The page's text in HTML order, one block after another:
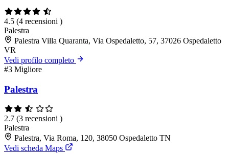
4.5 (4 recensioni )
Palestra
Palestra Villa Quaranta, Via Ospedaletto, 57, 37026 Ospedaletto
VR
Vedi profilo completo
#3 Migliore
Palestra
2.7 (3 recensioni )
Palestra
Palestra, Via Roma, 120, 38050 Ospedaletto TN
Vedi scheda Maps